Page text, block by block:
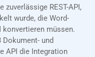
REST-API,
wurde, die Word-
konvertieren müssen.
Dokument- und
API die Integration